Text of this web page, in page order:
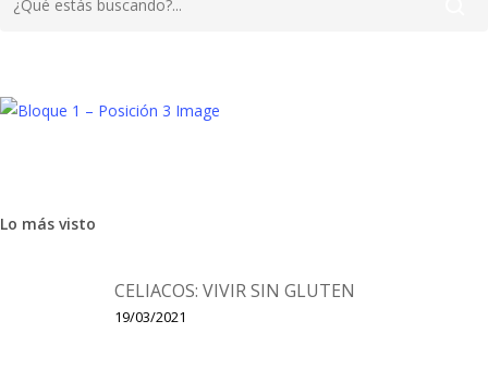
Salud
mirado qué tienes en la nevera? ¿en el armario despensa?,
Lo más visto
CELIACOS: VIVIR SIN GLUTEN
19/03/2021